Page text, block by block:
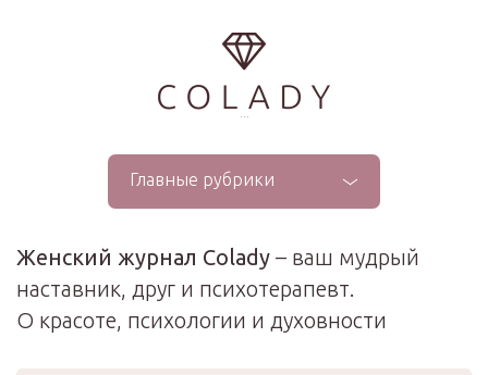
...
Главные рубрики
Женский журнал Colady – ваш мудрый
наставник, друг и психотерапевт.
О красоте, психологии и духовности